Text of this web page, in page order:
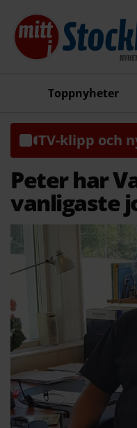
Toppnyheter
TV-klipp och
Peter har
vanligaste